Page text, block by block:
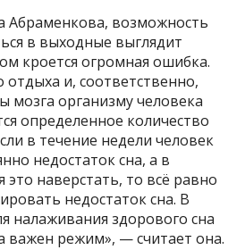
Абраменкова, возможность
в выходные выглядит
кроется огромная ошибка.
и, соответственно,
мозга организму человека
определенное количество
в течение недели человек
недостаток сна, а в
наверстать, то всё равно
недостаток сна. В
налаживания здорового сна
важен режим», — считает она.